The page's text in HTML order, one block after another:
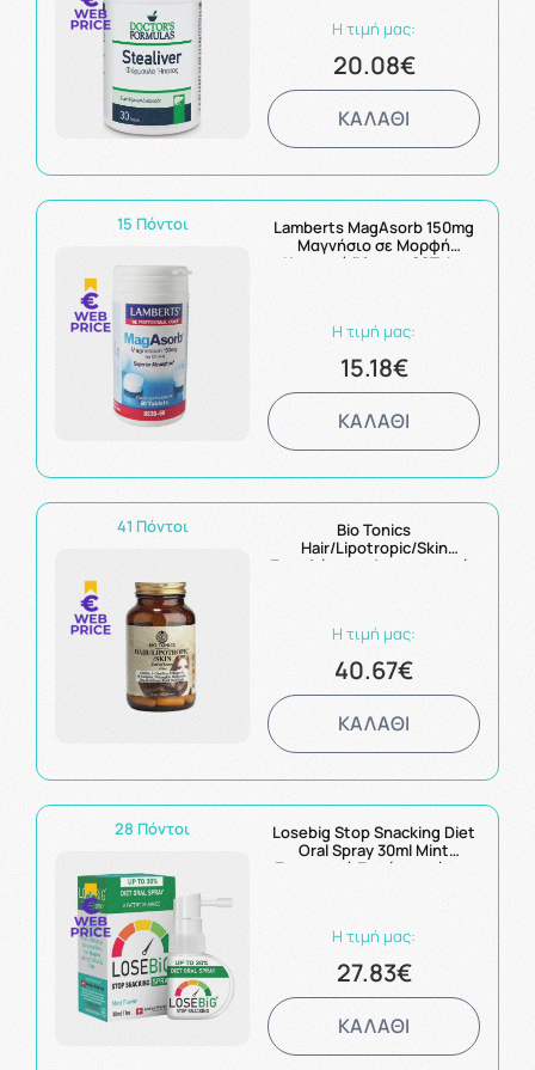
Η τιμή μας:
20.08€
ΚΑΛΑΘΙ
15 Πόντοι
Lamberts MagAsorb 150mg
Μαγνήσιο σε Μορφή
Κιτρικού Άλατος 60Tabs
Η τιμή μας:
15.18€
ΚΑΛΑΘΙ
41 Πόντοι
Bio Tonics
Hair/Lipotropic/Skin
Συμπλήρωμα Λιποτροπικής
Μαλλιών, Δέρματος και
Η τιμή μας:
40.67€
ΚΑΛΑΘΙ
28 Πόντοι
Losebig Stop Snacking Diet
Oral Spray 30ml Mint
Στοματικό Σπρέυ κατά της
Η τιμή μας:
27.83€
ΚΑΛΑΘΙ